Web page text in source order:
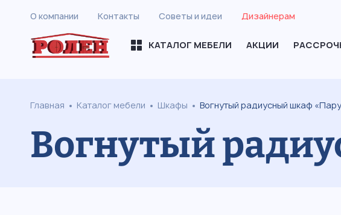
О компании Контакты Советы и идеи Дизайнерам
КАТАЛОГ МЕБЕЛИ АКЦИИ
Главная Каталог мебели Шкафы Вогнутый радиусный шкаф
Вогнутый